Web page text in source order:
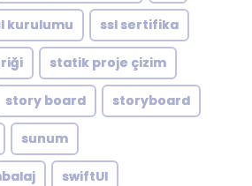
kurulumu ssl sertifika
statik proje çizim
story board storyboard
sunum
swiftUI